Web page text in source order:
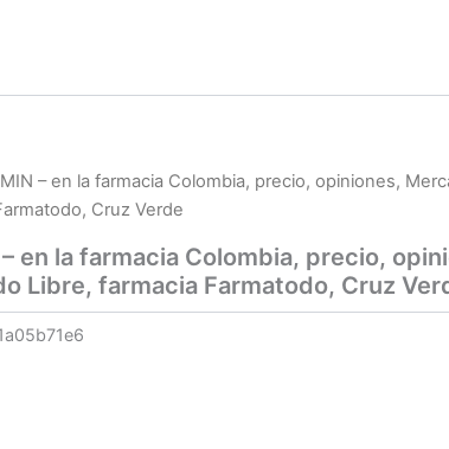
– en la farmacia Colombia, precio, opiniones,
Cruz Verde
en la farmacia Colombia, precio,
Libre, farmacia Farmatodo, Cruz